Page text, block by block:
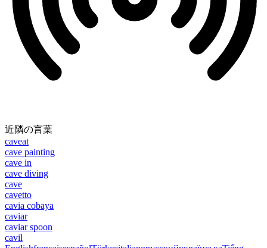
近隣の言葉
caveat
cave painting
cave in
cave diving
cave
cavetto
cavia cobaya
caviar
caviar spoon
cavil